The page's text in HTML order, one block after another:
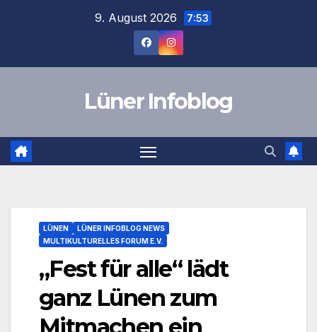
9. August 2026 7:53
Lüner Infoblog
LÜNEN
LÜNER INFOBLOG NEWS
MULTIKULTURELLES FORUM E.V.
„Fest für alle“ lädt
ganz Lünen zum